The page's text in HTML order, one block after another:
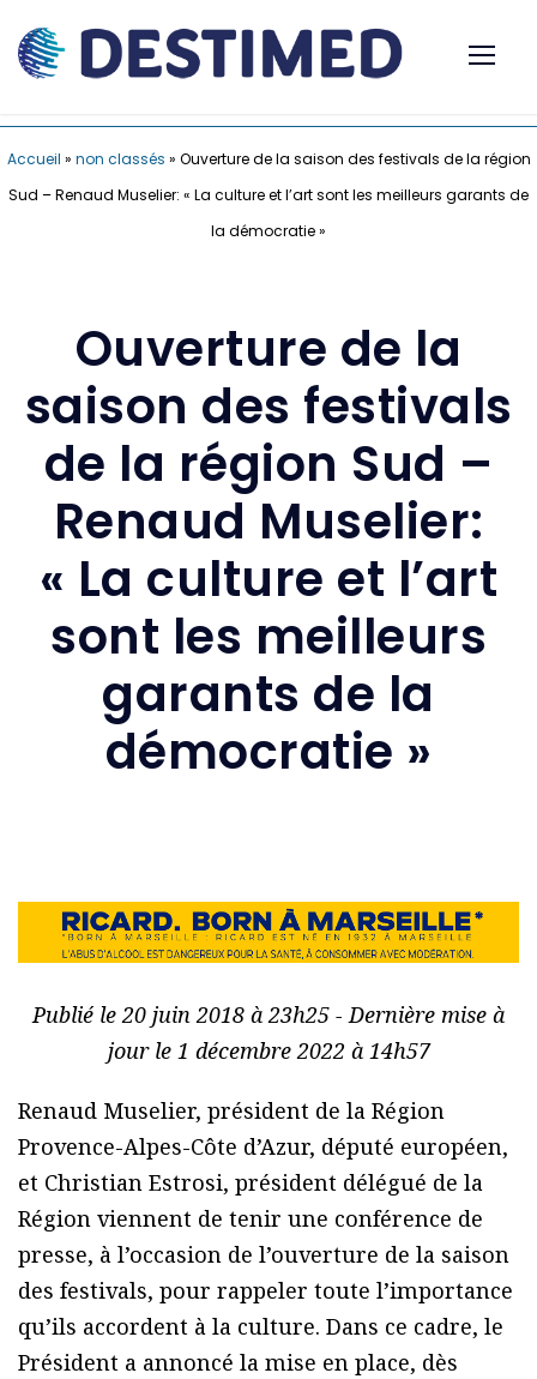
Accueil » non classés » Ouverture de la saison des festivals de la région
Sud – Renaud Muselier: « La culture et l’art sont les meilleurs garants de
la démocratie »
Ouverture de la
saison des festivals
de la région Sud –
Renaud Muselier:
« La culture et l’art
sont les meilleurs
garants de la
démocratie »
Publié le 20 juin 2018 à 23h25 - Dernière mise à
jour le 1 décembre 2022 à 14h57
Renaud Muselier, président de la Région
Provence-Alpes-Côte d’Azur, député européen,
et Christian Estrosi, président délégué de la
Région viennent de tenir une conférence de
presse, à l’occasion de l’ouverture de la saison
des festivals, pour rappeler toute l’importance
qu’ils accordent à la culture. Dans ce cadre, le
Président a annoncé la mise en place, dès